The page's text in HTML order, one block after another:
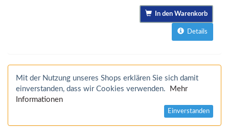
In den Warenkorb
Details
Mit der Nutzung unseres Shops erklären Sie sich damit
einverstanden, dass wir Cookies verwenden.
Mehr
Informationen
Einverstanden